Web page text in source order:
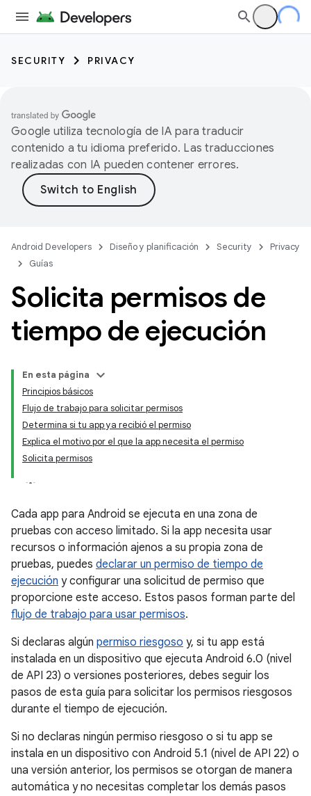
SECURITY PRIVACY
Google utiliza tecnología de IA para traducir
contenido a tu idioma preferido. Las traducciones
realizadas con IA pueden contener errores.
Android Developers Diseño y planificación Security
Privacy
Guías
Solicita permisos de
tiempo de ejecución
En esta página
Principios básicos
Flujo de trabajo para solicitar permisos
Determina si tu app ya recibió el permiso
Explica el motivo por el que la app necesita el permiso
Solicita permisos
Cada app para Android se ejecuta en una zona de
pruebas con acceso limitado. Si la app necesita usar
recursos o información ajenos a su propia zona de
pruebas, puedes declarar un permiso de tiempo de
ejecución y configurar una solicitud de permiso que
proporcione este acceso. Estos pasos forman parte del
flujo de trabajo para usar permisos.
Si declaras algún permiso riesgoso y, si tu app está
instalada en un dispositivo que ejecuta Android 6.0 (nivel
de API 23) o versiones posteriores, debes seguir los
pasos de esta guía para solicitar los permisos riesgosos
durante el tiempo de ejecución.
Si no declaras ningún permiso riesgoso o si tu app se
instala en un dispositivo con Android 5.1 (nivel de API 22) o
una versión anterior, los permisos se otorgan de manera
automática y no necesitas completar los demás pasos